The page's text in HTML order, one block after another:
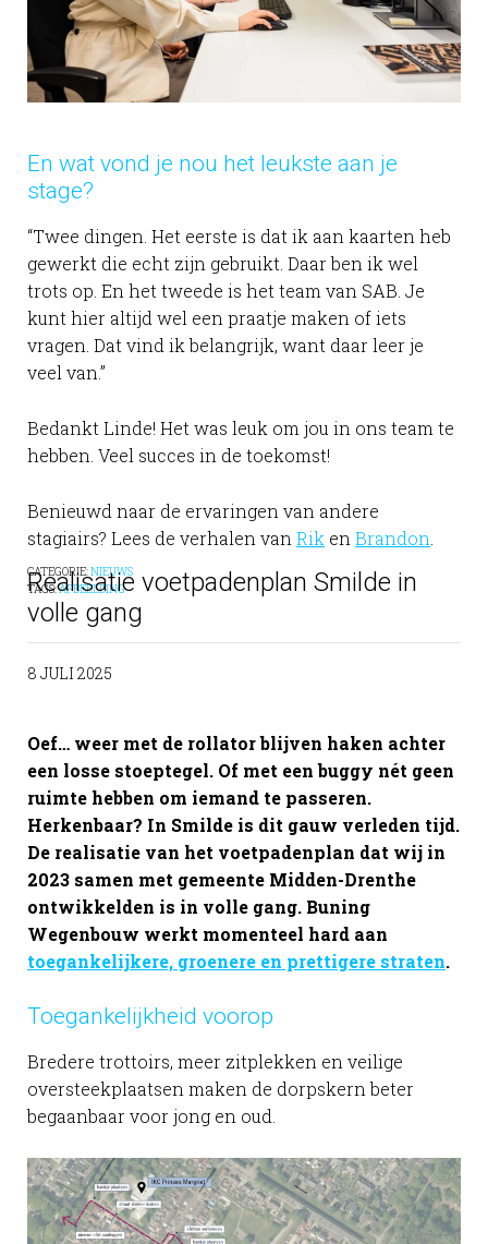
En wat vond je nou het leukste aan je
stage?
“Twee dingen. Het eerste is dat ik aan kaarten heb
gewerkt die echt zijn gebruikt. Daar ben ik wel
trots op. En het tweede is het team van SAB. Je
kunt hier altijd wel een praatje maken of iets
vragen. Dat vind ik belangrijk, want daar leer je
veel van.”
Bedankt Linde! Het was leuk om jou in ons team te
hebben. Veel succes in de toekomst!
Benieuwd naar de ervaringen van andere
stagiairs? Lees de verhalen vanRik enBrandon.
CATEGORIE:NIEUWS
TAGS:AFBEELDING
Realisatie voetpadenplan Smilde in
volle gang
8 JULI 2025
Oef… weer met de rollator blijven haken achter
een losse stoeptegel. Of met een buggy nét geen
ruimte hebben om iemand te passeren.
Herkenbaar? In Smilde is dit gauw verleden tijd.
De realisatie van het voetpadenplan dat wij in
2023 samen met gemeente Midden-Drenthe
ontwikkelden is in volle gang. Buning
Wegenbouw werkt momenteel hard aan
toegankelijkere, groenere en prettigere straten.
Toegankelijkheid voorop
Bredere trottoirs, meer zitplekken en veilige
oversteekplaatsen maken de dorpskern beter
begaanbaar voor jong en oud.